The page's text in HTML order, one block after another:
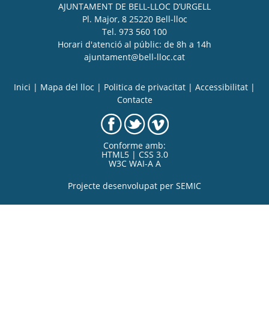
AJUNTAMENT DE BELL-LLOC D’URGELL
Pl. Major, 8 25220 Bell-lloc
Tel. 973 560 100
Horari d'atenció al públic: de 8h a 14h
ajuntament@bell-lloc.cat
Inici Mapa del lloc Politica de privacitat Accessibilitat
Contacte
Conforme amb:
HTML5 | CSS 3.0
W3C WAI-A A
Projecte desenvolupat per SEMIC